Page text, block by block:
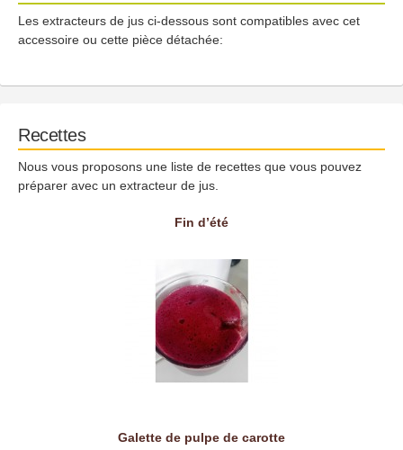
Les extracteurs de jus ci-dessous sont compatibles avec cet
accessoire ou cette pièce détachée:
Recettes
Nous vous proposons une liste de recettes que vous pouvez
préparer avec un extracteur de jus.
Fin d’été
Galette de pulpe de carotte